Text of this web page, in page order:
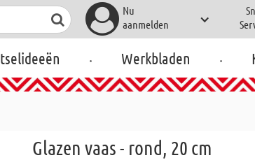
Nu
aanmelden
. Werkbladen .
Glazen vaas - rond, 20 cm